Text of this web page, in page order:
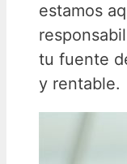
estamos
tu fuente
y rentable.